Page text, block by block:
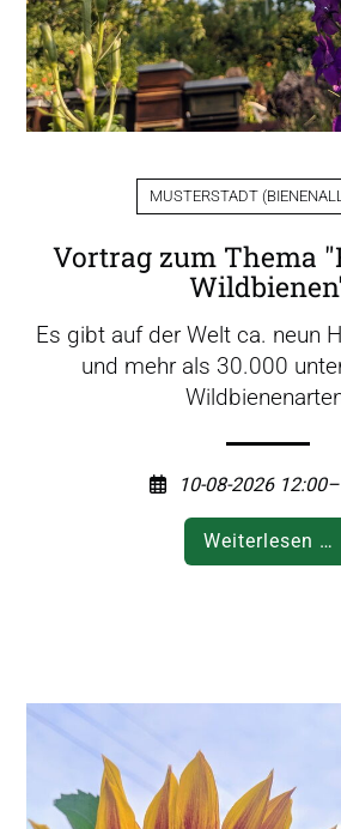
MUSTERSTADT (
Vortrag zum Thema
Es gibt auf der Welt ca. neun
und mehr als 30.000
10-08-2026
Weiterlesen …